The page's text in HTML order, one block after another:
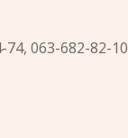
74, 063-682-82-10